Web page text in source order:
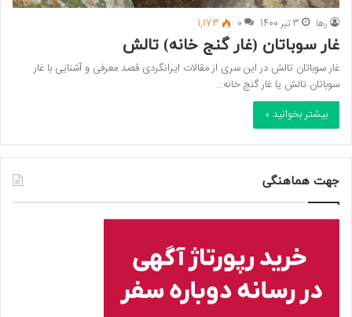
رها 3 تیر 1400 0
1,173
غار سوباتان (غار گنج خانه) تالش
غار سوباتان تالش در این سری از مقالات ایرانگردی قصد معرفی و آشنایی با غار
سوباتان تالش یا غار گنج خانه…
بیشتر بخوانید »
جهت هماهنگی